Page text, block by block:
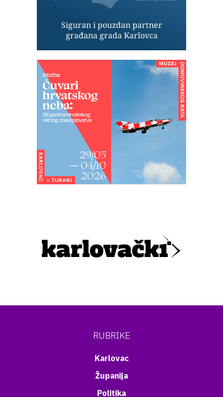
RUBRIKE
Karlovac
Županija
Politika